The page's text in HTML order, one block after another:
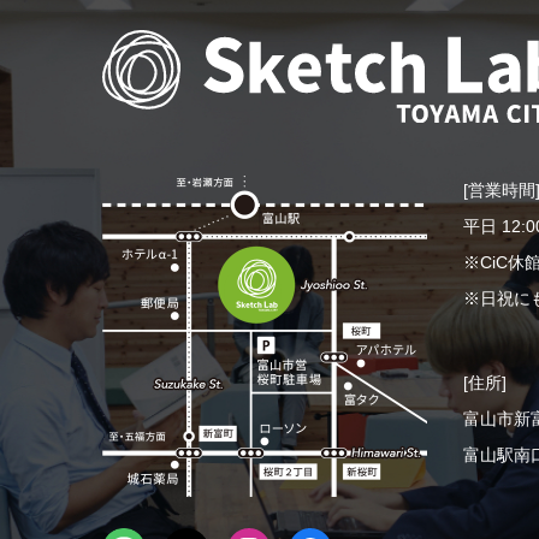
[営業時間]
平日
※CiC休
※日祝に
[住所]
富山市新
富山駅南